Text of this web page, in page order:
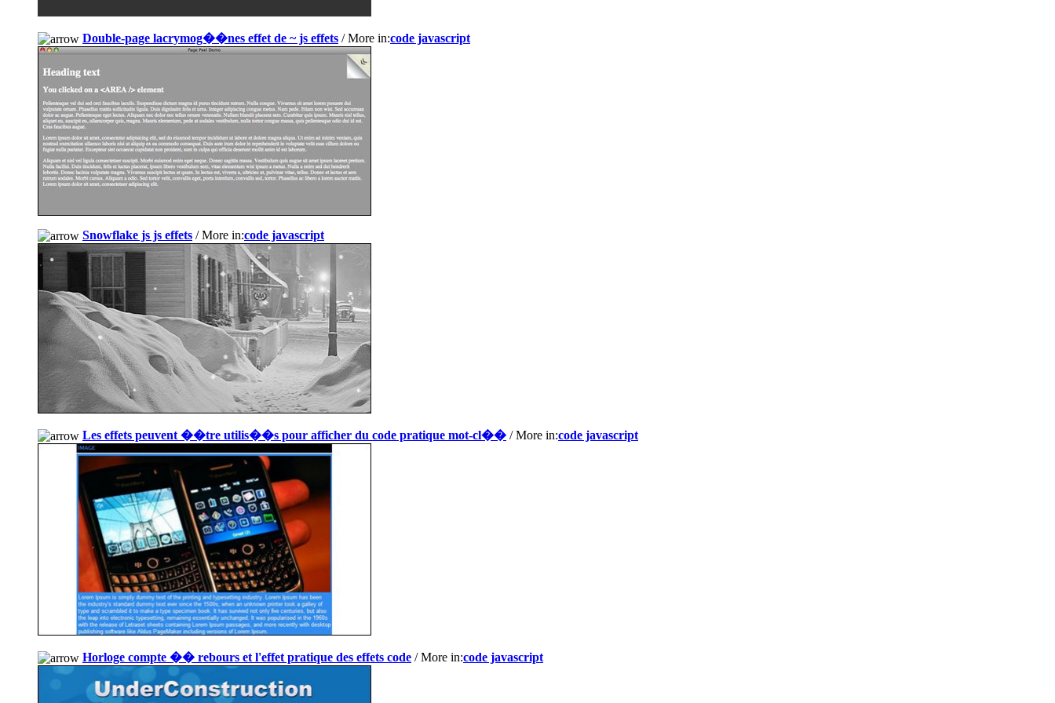
Double-page lacrymog��nes effet de ~ js effets / More in:code javascript
Snowflake js js effets / More in:code javascript
Les effets peuvent ��tre utilis��s pour afficher du code pratique mot-cl�� / More in:code javascript
Horloge compte �� rebours et l'effet pratique des effets code / More in:code javascript